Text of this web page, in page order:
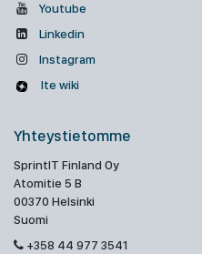
Youtube
Linkedin
Instagram
Ite wiki
Yhteystietomme
SprintIT Finland Oy
Atomitie 5 B
00370 Helsinki
Suomi
+358 44 977 3541